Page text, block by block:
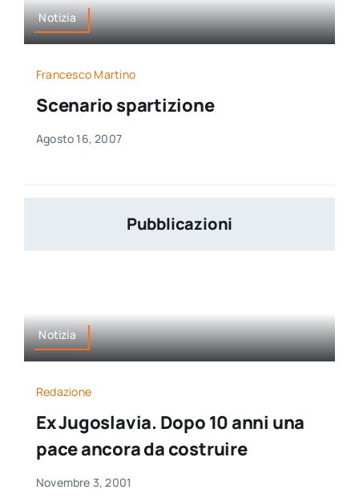
Notizia
Francesco Martino
Scenario spartizione
Agosto 16, 2007
Pubblicazioni
Notizia
Redazione
Ex Jugoslavia. Dopo 10 anni una
pace ancora da costruire
Novembre 3, 2001